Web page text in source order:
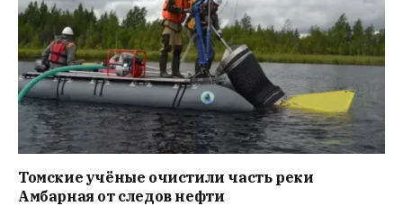
Томские учёные очистили часть реки
Амбарная от следов нефти